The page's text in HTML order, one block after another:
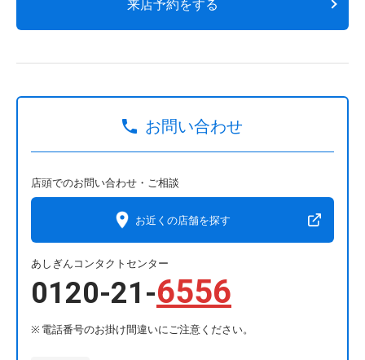
来店予約をする
お問い合わせ
店頭でのお問い合わせ・ご相談
お近くの店舗を探す
あしぎんコンタクトセンター
0120-21-6556
電話番号のお掛け間違いにご注意ください。